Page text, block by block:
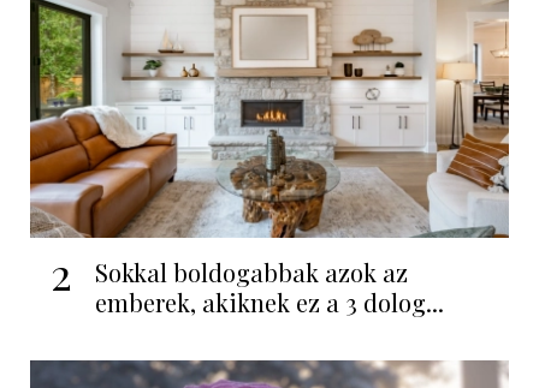
2
Sokkal boldogabbak azok az
emberek, akiknek ez a 3 dolog...